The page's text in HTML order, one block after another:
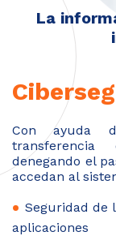
La
Con ayuda
denegando el
accedan al
Seguridad de
aplicaciones